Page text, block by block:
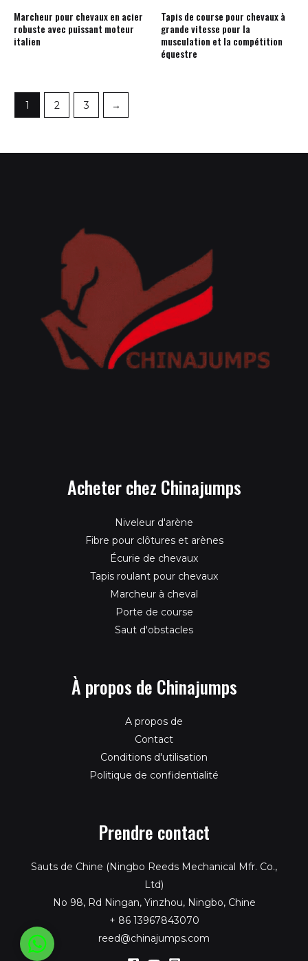
Marcheur pour chevaux en acier
robuste avec puissant moteur
italien
Tapis de course pour chevaux à
grande vitesse pour la
musculation et la compétition
équestre
1 2 3 →
Acheter chez Chinajumps
Niveleur d'arène
Fibre pour clôtures et arènes
Écurie de chevaux
Tapis roulant pour chevaux
Marcheur à cheval
Porte de course
Saut d'obstacles
À propos de Chinajumps
A propos de
Contact
Conditions d'utilisation
Politique de confidentialité
Prendre contact
Sauts de Chine (Ningbo Reeds Mechanical Mfr. Co.,
Ltd)
No 98, Rd Ningan, Yinzhou, Ningbo, Chine
+ 86 13967843070
reed@chinajumps.com
WhatsApp